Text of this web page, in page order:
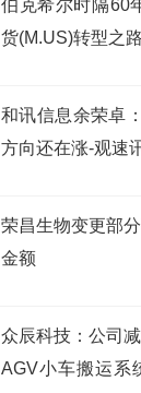
伯克希尔时隔60
货(M.US)转型之
和讯信息余荣卓
方向还在涨-观速
荣昌生物变更部
金额
众辰科技：公司
AGV小车搬运系